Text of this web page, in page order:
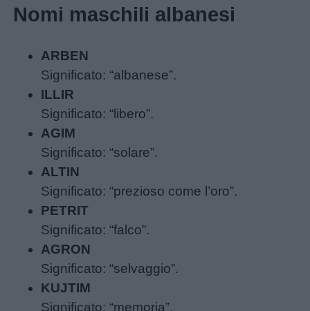
didattiche
Disegni
colorare
Storie
per
bambini
Feste
giornate
Filastrocche
Nomi maschili albanesi
ARBEN
Significato: “albanese”.
ILLIR
Significato: “libero”.
AGIM
Significato: “solare”.
ALTIN
Significato: “prezioso come l’oro”.
PETRIT
Significato: “falco”.
AGRON
Significato: “selvaggio”.
KUJTIM
Significato: “memoria”.